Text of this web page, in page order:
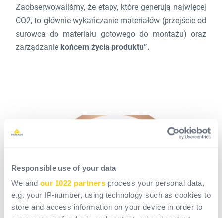
Responsible use of your data
We and our 1022 partners process your personal data,
e.g. your IP-number, using technology such as cookies to
store and access information on your device in order to
Zaobserwowaliśmy, że etapy, które generują najwięcej
CO2, to głównie wykańczanie materiałów (przejście od
surowca do materiału gotowego do montażu) oraz
zarządzanie końcem życia produktu”.